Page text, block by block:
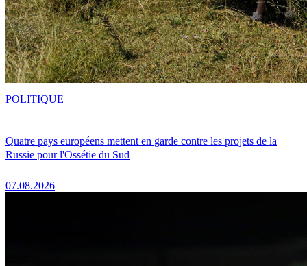
Quatre pays européens mettent en garde contre les projets de la
Russie pour l'Ossétie du Sud
07.08.2026
POLITIQUE